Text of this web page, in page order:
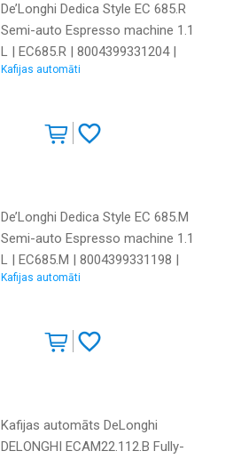
De’Longhi Dedica Style EC 685.R
Semi-auto Espresso machine 1.1
L | EC685.R | 8004399331204 |
AGDDLOEXP0169
Kafijas automāti
De’Longhi Dedica Style EC 685.M
Semi-auto Espresso machine 1.1
L | EC685.M | 8004399331198 |
AGDDLOEXP0160
Kafijas automāti
Kafijas automāts DeLonghi
DELONGHI ECAM22.112.B Fully-